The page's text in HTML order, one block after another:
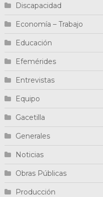
Discapacidad
Economía – Trabajo
Educación
Efemérides
Entrevistas
Equipo
Gacetilla
Generales
Noticias
Obras Públicas
Producción